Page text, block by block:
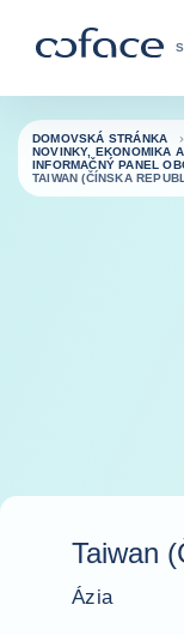
Späť na domovskú
DOMOVSKÁ STRÁNKA
NOVINKY, EKONOMIKA
INFORMAČNÝ PANEL
TAIWAN (ČÍNSKA
Taiwan
Ázia